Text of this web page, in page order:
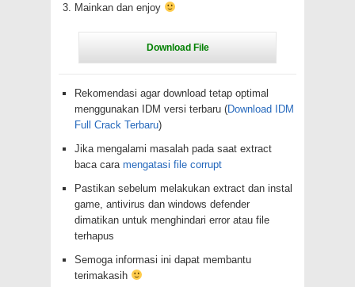
Mainkan dan enjoy
Rekomendasi agar download tetap optimal
menggunakan IDM versi terbaru (Download IDM
Full Crack Terbaru)
Jika mengalami masalah pada saat extract
baca cara mengatasi file corrupt
Pastikan sebelum melakukan extract dan instal
game, antivirus dan windows defender
dimatikan untuk menghindari error atau file
terhapus
Semoga informasi ini dapat membantu
terimakasih